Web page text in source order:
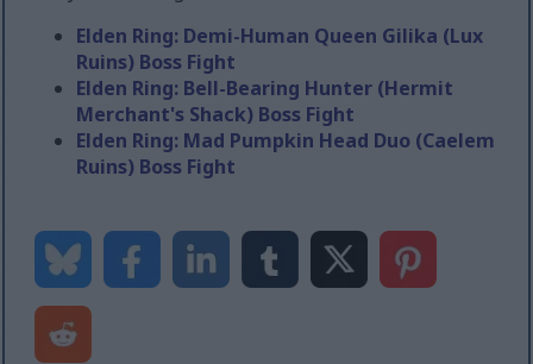
Elden Ring: Demi-Human Queen Gilika (Lux
Ruins) Boss Fight
Elden Ring: Bell-Bearing Hunter (Hermit
Merchant's Shack) Boss Fight
Elden Ring: Mad Pumpkin Head Duo (Caelem
Ruins) Boss Fight